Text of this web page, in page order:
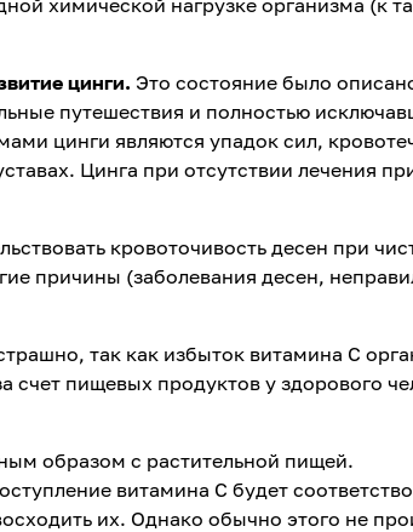
цинги. Это состояние было
путешествия и полностью
цинги являются упадок сил,
Цинга при отсутствии лечения
кровоточивость десен при
причины (заболевания десен,
так как избыток витамина С
пищевых продуктов у здорового
образом с растительной пищей.
витамина С будет
их. Однако обычно этого не